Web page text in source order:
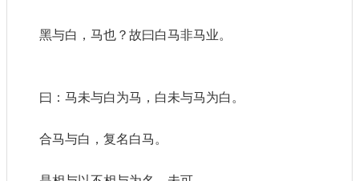
黑与白，马也？故曰白马非马业。
曰：马未与白为马，白未与马为白。
合马与白，复名白马。